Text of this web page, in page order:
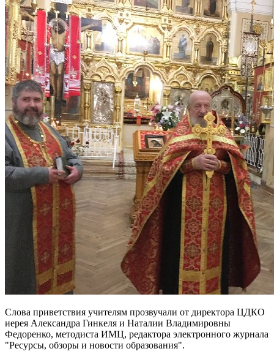
Слова приветствия учителям прозвучали от директора ЦДКО
иерея Александра Гинкеля и Наталии Владимировны
Федоренко, методиста ИМЦ, редактора электронного журнала
"Ресурсы, обзоры и новости образования".